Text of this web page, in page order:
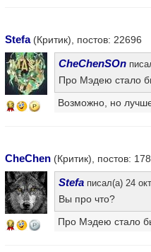
Stefa(Критик), постов: 22696
13
CheChenSOn
Про Мэдею стало
Возможно, но
CheChen (Критик), постов:
14
Stefa писал(а) 24
Вы про что?
Про Мэдею стало